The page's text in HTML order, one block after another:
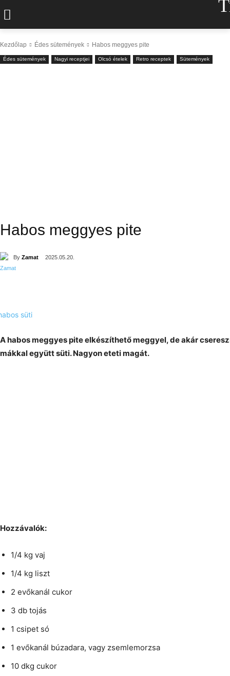
Kezdőlap Édes sütemények Habos meggyes pite
Édes sütemények Nagyi receptjei Olcsó ételek Retro receptek Sütemények
Habos meggyes pite
By Zamat 2025.05.20.
A habos meggyes pite elkészíthető meggyel, de akár
mákkal együtt süti. Nagyon eteti magát.
Hozzávalók:
1/4 kg vaj
1/4 kg liszt
2 evőkanál cukor
3 db tojás
1 csipet só
1 evőkanál búzadara, vagy zsemlemorzsa
10 dkg cukor